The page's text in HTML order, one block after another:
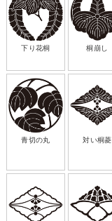
下り花桐 桐崩し
青切の丸 対い桐菱